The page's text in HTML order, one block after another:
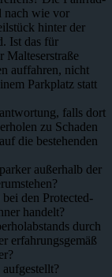
nach wie vor
hinter der
Ist das für
Malteserstraße
auffahren, nicht
Parkplatz statt
falls dort
zu Schaden
die bestehenden
außerhalb der
den Protected-
handelt?
durch
erfahrungsgemäß